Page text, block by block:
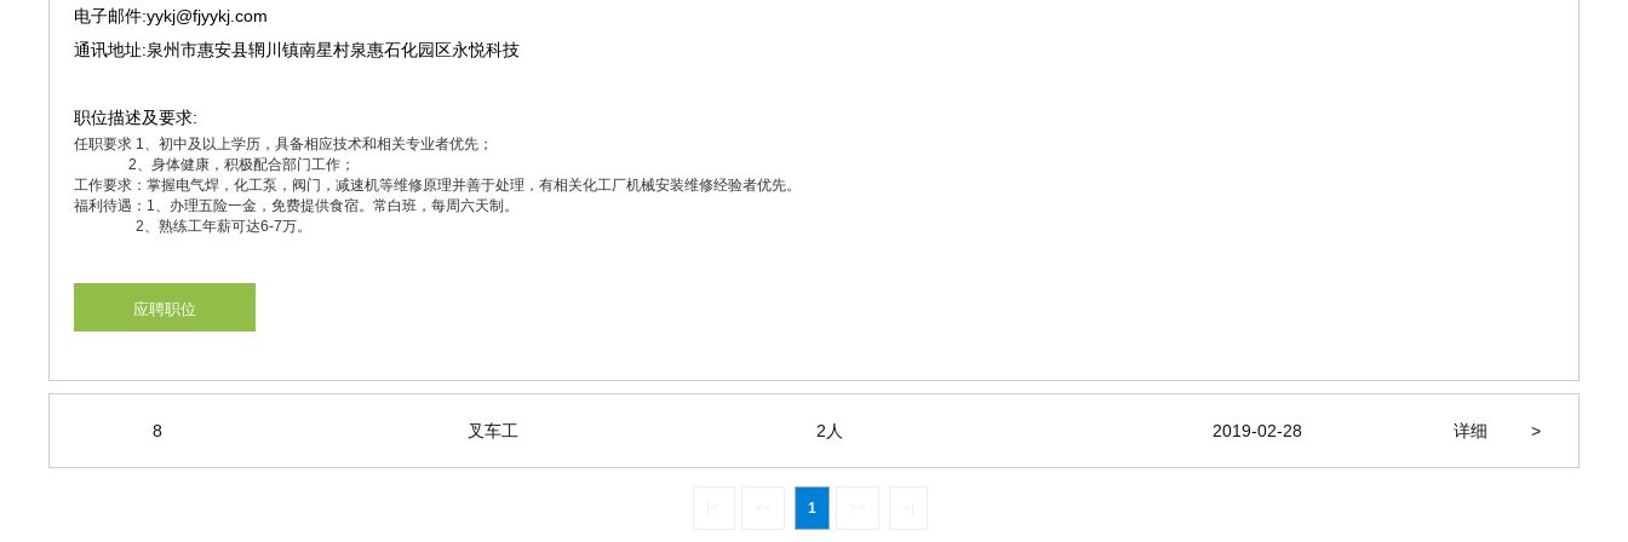
电子邮件:yykj@fjyykj.com
通讯地址:泉州市惠安县辋川镇南星村泉惠石化园区永悦科技
职位描述及要求:
任职要求 1、初中及以上学历，具备相应技术和相关专业者优先；
2、身体健康，积极配合部门工作；
工作要求：掌握电气焊，化工泵，阀门，减速机等维修原理并善于处理，有相关化工厂机械安装维修经验者优先。
福利待遇：1、办理五险一金，免费提供食宿。常白班，每周六天制。
2、熟练工年薪可达6-7万。
应聘职位
8 叉车工 2人 2019-02-28 详细 >
1